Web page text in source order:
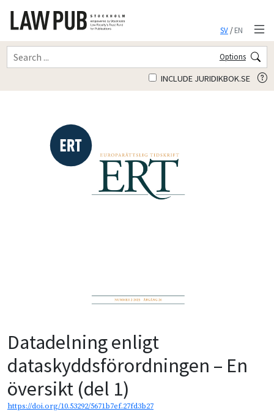
SV/EN
Options
INCLUDE JURIDIKBOK.SE
Datadelning enligt
dataskyddsförordningen – En
översikt (del 1)
https://doi.org/10.53292/5671b7ef.27fd3b27